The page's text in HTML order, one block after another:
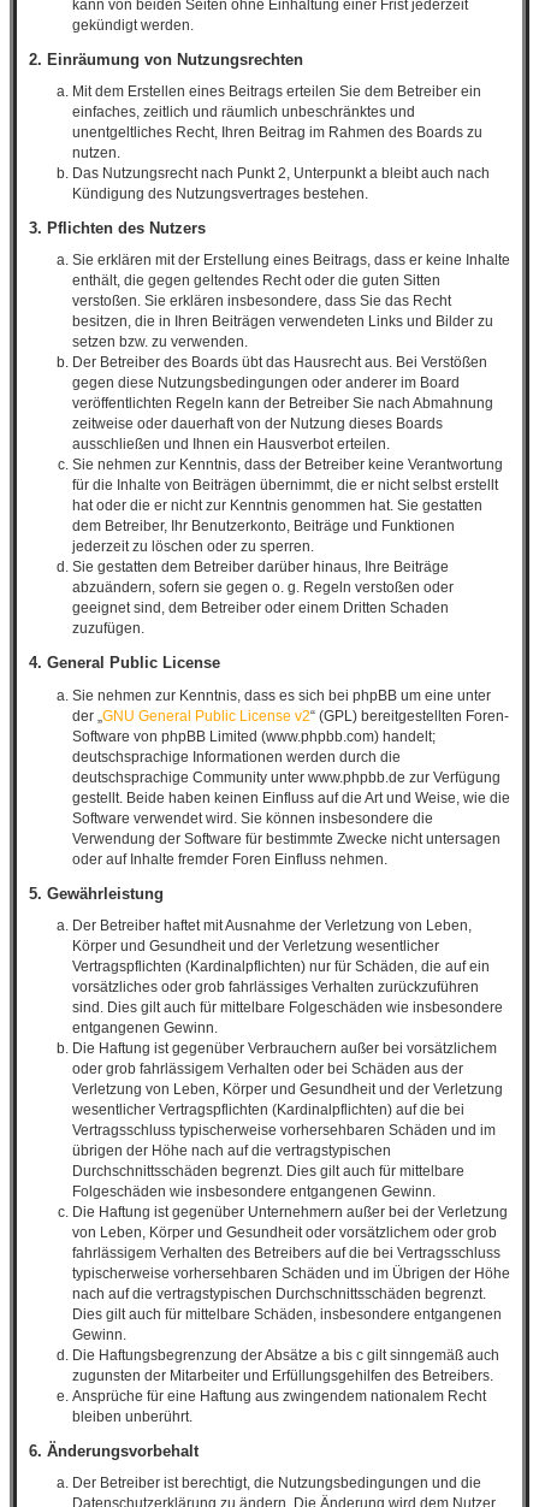
kann von beiden Seiten ohne Einhaltung einer Frist jederzeit
gekündigt werden.
2. Einräumung von Nutzungsrechten
Mit dem Erstellen eines Beitrags erteilen Sie dem Betreiber ein
einfaches, zeitlich und räumlich unbeschränktes und
unentgeltliches Recht, Ihren Beitrag im Rahmen des Boards zu
nutzen.
Das Nutzungsrecht nach Punkt 2, Unterpunkt a bleibt auch nach
Kündigung des Nutzungsvertrages bestehen.
3. Pflichten des Nutzers
Sie erklären mit der Erstellung eines Beitrags, dass er keine Inhalte
enthält, die gegen geltendes Recht oder die guten Sitten
verstoßen. Sie erklären insbesondere, dass Sie das Recht
besitzen, die in Ihren Beiträgen verwendeten Links und Bilder zu
setzen bzw. zu verwenden.
Der Betreiber des Boards übt das Hausrecht aus. Bei Verstößen
gegen diese Nutzungsbedingungen oder anderer im Board
veröffentlichten Regeln kann der Betreiber Sie nach Abmahnung
zeitweise oder dauerhaft von der Nutzung dieses Boards
ausschließen und Ihnen ein Hausverbot erteilen.
Sie nehmen zur Kenntnis, dass der Betreiber keine Verantwortung
für die Inhalte von Beiträgen übernimmt, die er nicht selbst erstellt
hat oder die er nicht zur Kenntnis genommen hat. Sie gestatten
dem Betreiber, Ihr Benutzerkonto, Beiträge und Funktionen
jederzeit zu löschen oder zu sperren.
Sie gestatten dem Betreiber darüber hinaus, Ihre Beiträge
abzuändern, sofern sie gegen o. g. Regeln verstoßen oder
geeignet sind, dem Betreiber oder einem Dritten Schaden
zuzufügen.
4. General Public License
Sie nehmen zur Kenntnis, dass es sich bei phpBB um eine unter
der „ GNU General Public License v2“ (GPL) bereitgestellten Foren-
Software von phpBB Limited (www.phpbb.com) handelt;
deutschsprachige Informationen werden durch die
deutschsprachige Community unter www.phpbb.de zur Verfügung
gestellt. Beide haben keinen Einfluss auf die Art und Weise, wie die
Software verwendet wird. Sie können insbesondere die
Verwendung der Software für bestimmte Zwecke nicht untersagen
oder auf Inhalte fremder Foren Einfluss nehmen.
5. Gewährleistung
Der Betreiber haftet mit Ausnahme der Verletzung von Leben,
Körper und Gesundheit und der Verletzung wesentlicher
Vertragspflichten (Kardinalpflichten) nur für Schäden, die auf ein
vorsätzliches oder grob fahrlässiges Verhalten zurückzuführen
sind. Dies gilt auch für mittelbare Folgeschäden wie insbesondere
entgangenen Gewinn.
Die Haftung ist gegenüber Verbrauchern außer bei vorsätzlichem
oder grob fahrlässigem Verhalten oder bei Schäden aus der
Verletzung von Leben, Körper und Gesundheit und der Verletzung
wesentlicher Vertragspflichten (Kardinalpflichten) auf die bei
Vertragsschluss typischerweise vorhersehbaren Schäden und im
übrigen der Höhe nach auf die vertragstypischen
Durchschnittsschäden begrenzt. Dies gilt auch für mittelbare
Folgeschäden wie insbesondere entgangenen Gewinn.
Die Haftung ist gegenüber Unternehmern außer bei der Verletzung
von Leben, Körper und Gesundheit oder vorsätzlichem oder grob
fahrlässigem Verhalten des Betreibers auf die bei Vertragsschluss
typischerweise vorhersehbaren Schäden und im Übrigen der Höhe
nach auf die vertragstypischen Durchschnittsschäden begrenzt.
Dies gilt auch für mittelbare Schäden, insbesondere entgangenen
Gewinn.
Die Haftungsbegrenzung der Absätze a bis c gilt sinngemäß auch
zugunsten der Mitarbeiter und Erfüllungsgehilfen des Betreibers.
Ansprüche für eine Haftung aus zwingendem nationalem Recht
bleiben unberührt.
6. Änderungsvorbehalt
Der Betreiber ist berechtigt, die Nutzungsbedingungen und die
Datenschutzerklärung zu ändern. Die Änderung wird dem Nutzer